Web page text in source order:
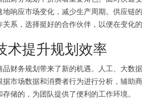
响应市场变化，减少生产周期。供应链
系，选择挺好的合作伙伴，以便在变化
术提升规划效率
财务规划带来了新的机遇。人工、大数
市场数据和消费者行为进行分析，辅助
储的，为团队提供了便利的工作环境。